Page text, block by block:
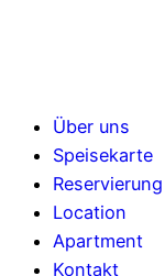
Über uns
Speisekarte
Reservierung
Location
Apartment
Kontakt